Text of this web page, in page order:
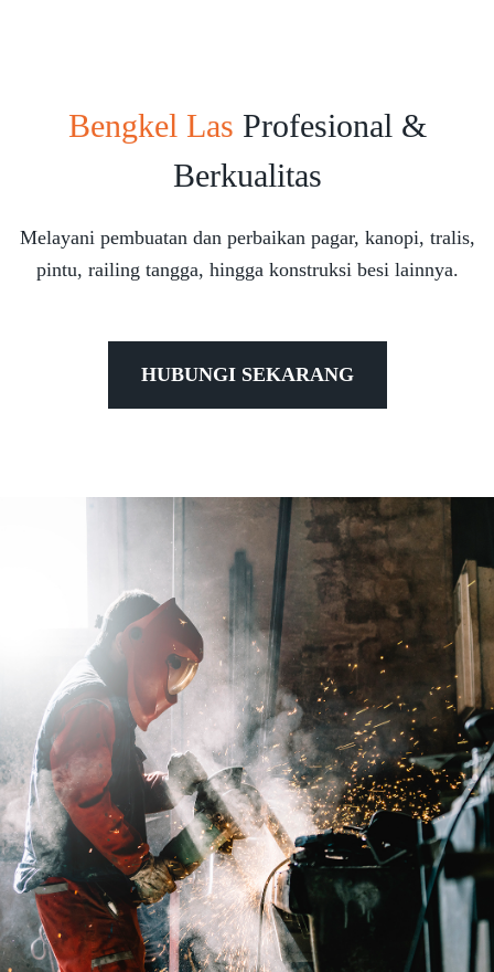
Bengkel Las Profesional &
Berkualitas
Melayani pembuatan dan perbaikan pagar, kanopi, tralis,
pintu, railing tangga, hingga konstruksi besi lainnya.
HUBUNGI SEKARANG